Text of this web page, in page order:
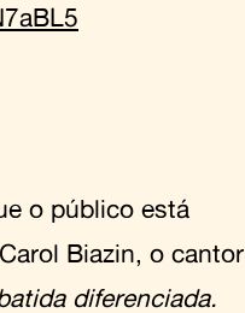
o público está
Biazin, o cantor
diferenciada.